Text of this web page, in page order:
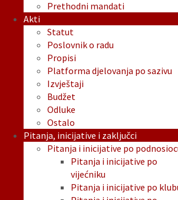
Prethodni mandati
Akti
Statut
Poslovnik o radu
Propisi
Platforma djelovanja po sazivu
Izvještaji
Budžet
Odluke
Ostalo
Pitanja, inicijative i zaključci
Pitanja i inicijative po
Pitanja i inicijative po
vijećniku
Pitanja i inicijative po